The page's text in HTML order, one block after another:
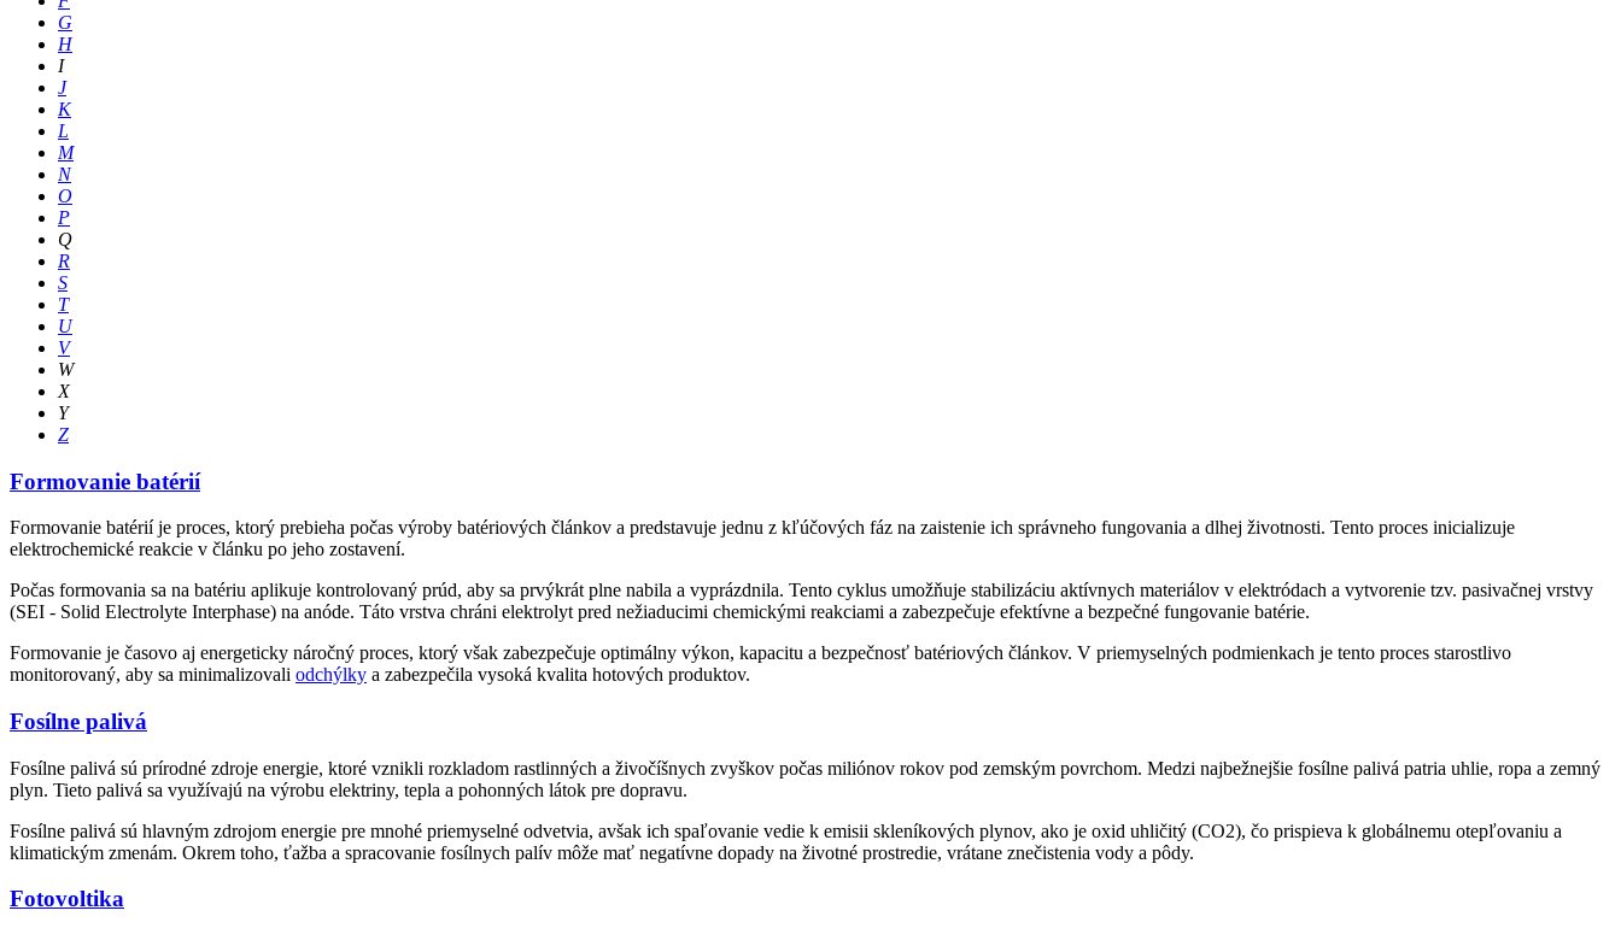
G
H
I
J
K
L
M
N
O
P
Q
R
S
T
U
V
W
X
Y
Z
Formovanie batérií
Formovanie batérií je proces, ktorý prebieha počas výroby batériových článkov a predstavuje jednu z kľúčových fáz na zaistenie ich správneho fungovania a dlhej životnosti. Tento proces inicializuje
elektrochemické reakcie v článku po jeho zostavení.
Počas formovania sa na batériu aplikuje kontrolovaný prúd, aby sa prvýkrát plne nabila a vyprázdnila. Tento cyklus umožňuje stabilizáciu aktívnych materiálov v elektródach a vytvorenie tzv. pasivačnej vrstvy
(SEI - Solid Electrolyte Interphase) na anóde. Táto vrstva chráni elektrolyt pred nežiaducimi chemickými reakciami a zabezpečuje efektívne a bezpečné fungovanie batérie.
Formovanie je časovo aj energeticky náročný proces, ktorý však zabezpečuje optimálny výkon, kapacitu a bezpečnosť batériových článkov. V priemyselných podmienkach je tento proces starostlivo
monitorovaný, aby sa minimalizovali odchýlky a zabezpečila vysoká kvalita hotových produktov.
Fosílne palivá
Fosílne palivá sú prírodné zdroje energie, ktoré vznikli rozkladom rastlinných a živočíšnych zvyškov počas miliónov rokov pod zemským povrchom. Medzi najbežnejšie fosílne palivá patria uhlie, ropa a zemný
plyn. Tieto palivá sa využívajú na výrobu elektriny, tepla a pohonných látok pre dopravu.
Fosílne palivá sú hlavným zdrojom energie pre mnohé priemyselné odvetvia, avšak ich spaľovanie vedie k emisii skleníkových plynov, ako je oxid uhličitý (CO2), čo prispieva k globálnemu otepľovaniu a
klimatickým zmenám. Okrem toho, ťažba a spracovanie fosílnych palív môže mať negatívne dopady na životné prostredie, vrátane znečistenia vody a pôdy.
Fotovoltika